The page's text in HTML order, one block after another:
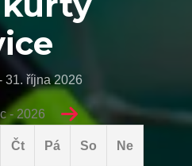
31. října 2026
- 2026
Čt Pá So Ne